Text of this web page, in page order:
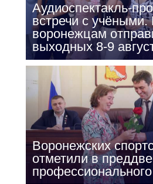
Аудиоспектакль-
встречи с учёными.
воронежцам
выходных 8-9
Воронежских
отметили в